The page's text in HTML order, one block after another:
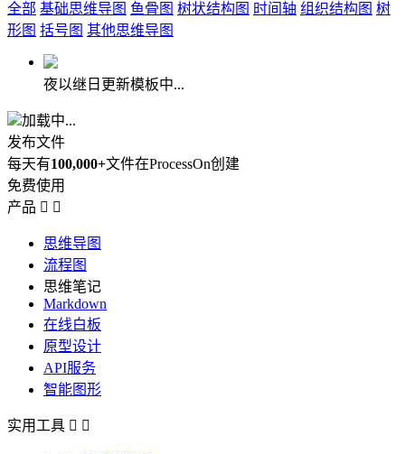
全部 基础思维导图 鱼骨图 树状结构图 时间轴 组织结构图 树
形图 括号图 其他思维导图
夜以继日更新模板中...
加载中...
发布文件
每天有100,000+文件在ProcessOn创建
免费使用
产品  
思维导图
流程图
思维笔记
Markdown
在线白板
原型设计
API服务
智能图形
实用工具  